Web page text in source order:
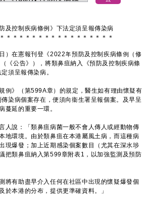
及控制疾病條例》下法定須呈報傳染病
＊ ＊ ＊ ＊ ＊ ＊ ＊ ＊ ＊ ＊ ＊ ＊ ＊ ＊ ＊ ＊ ＊ ＊
在憲報刊登《2022年預防及控制疾病條例（修
《公告》），將類鼻疽納入《預防及控制疾病條
須呈報傳染病。
》（第599A章）的規定，醫生如有理由懷疑有
染病個案存在，便須向衞生署呈報個案。及早呈
蔓延的重要一環。
說：「類鼻疽病菌一般不會人傳人或經動物傳
地環境。由於類鼻疽在本港屬風土病，而這種病
現爆發；加上近期感染個案數目（尤其在深水埗
把類鼻疽納入第599章附表1，以加強監測及預防
有助盡早介入任何在社區中出現的懷疑爆發個
於本港的分布，提供更準確資料。」